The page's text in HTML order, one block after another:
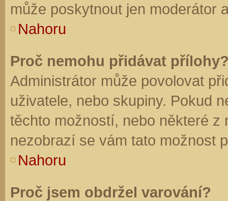
může poskytnout jen moderátor
Nahoru
Proč nemohu přidávat
Administrátor může povolovat
uživatele, nebo skupiny. Pokud
těchto možností, nebo některé z
nezobrazí se vám tato možnost
Nahoru
Proč jsem obdržel varování?